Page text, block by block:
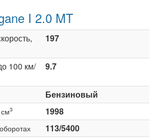
I 2.0 MT
197
100 км/
9.7
Бензиновый
см3
1998
113/5400